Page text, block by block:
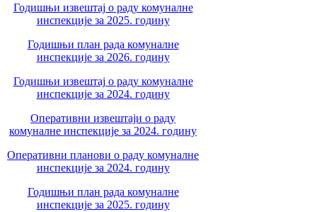
Годишњи извештај о раду комуналне
инспекције за 2025. годину
Годишњи план рада комуналне
инспекције за 2026. годину
Годишњи извештај о раду комуналне
инспекције за 2024. годину
Оперативни извештаји о раду
комуналне инспекције за 2024. годину
Оперативни планови о раду комуналне
инспекције за 2024. годину
Годишњи план рада комуналне
инспекције за 2025. годину